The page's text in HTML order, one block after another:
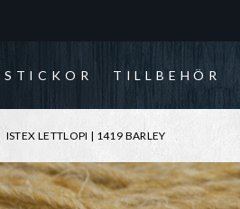
STICKOR TILLBEHÖR
ISTEX LETTLOPI | 1419 BARLEY